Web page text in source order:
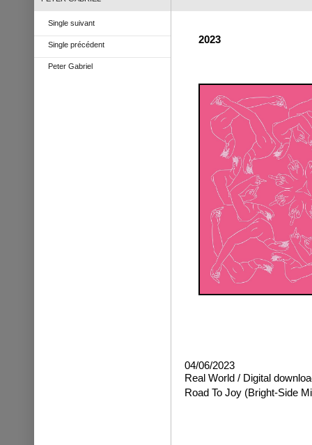
Single suivant
Single précédent
Peter Gabriel
2023
04/06/2023
Real World / Digital
Road To Joy(Bright-Side